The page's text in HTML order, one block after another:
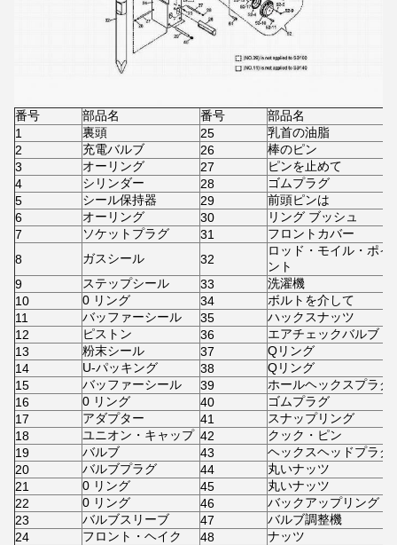
番号 部品名 番号 部品名
1
裏頭 25 乳首の油脂
2
充電バルブ 26 棒のピン
3
オーリング 27 ピンを止めて
4
シリンダー 28 ゴムプラグ
5
シール保持器 29 前頭ピンは
6
オーリング 30 リング ブッシュ
7
ソケットプラグ 31 フロントカバー
8
ガスシール 32
ロッド・モイル・ポイ
ント
9
ステップシール 33 洗濯機
10
0 リング 34 ボルトを介して
11
バッファーシール 35 ハックスナッツ
12
ピストン 36 エアチェックバルブ
13
粉末シール 37 Qリング
14
U-パッキング 38 Qリング
15
バッファーシール 39 ホールヘックスプラグ
16
0 リング 40 ゴムプラグ
17
アダプター 41 スナップリング
18
ユニオン・キャップ 42 クック・ピン
19
バルブ 43 ヘックスヘッドプラグ
20
バルブプラグ 44 丸いナッツ
21
0 リング 45 丸いナッツ
22
0 リング 46
バックアップリング
23
バルブスリーブ 47
バルブ調整機
24
フロント・ヘイク 48 ナッツ